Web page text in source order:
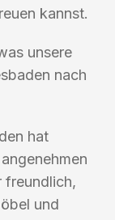
kannst.
unsere
nach
hat
freundlich,
und